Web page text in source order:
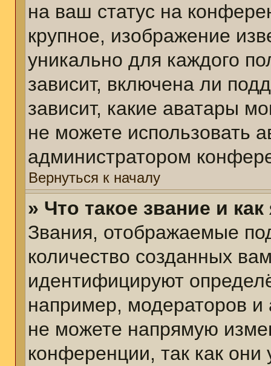
на ваш статус на
крупное, изображение
уникально для каждого
зависит, включена ли
зависит, какие аватары
не можете использовать
администратором
Вернуться к началу
» Что такое звание и
Звания, отображаемые
количество созданных
идентифицируют
например, модераторов
не можете напрямую
конференции, так как они